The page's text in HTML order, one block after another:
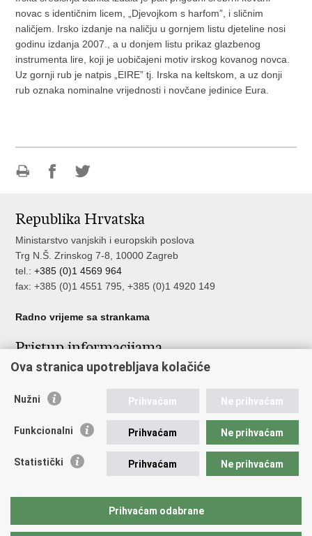
novac s identičnim licem, „Djevojkom s harfom”, i sličnim
naličjem. Irsko izdanje na naličju u gornjem listu djeteline nosi
godinu izdanja 2007., a u donjem listu prikaz glazbenog
instrumenta lire, koji je uobičajeni motiv irskog kovanog novca.
Uz gornji rub je natpis „EIRE” tj. Irska na keltskom, a uz donji
rub oznaka nominalne vrijednosti i novčane jedinice Eura.
Facebooku
Twitteru
Republika Hrvatska
Ministarstvo vanjskih i europskih poslova
Trg N.Š. Zrinskog 7-8, 10000 Zagreb
tel.:+385 (0)1 4569 964
fax: +385 (0)1 4551 795, +385 (0)1 4920 149
Radno vrijeme sa strankama
Pristup informacijama
Pristup informacijama
Nepravilnosti
Javna nabava u MVEP-u
Nadzor rada i unutarnja revizija službe vanjskih poslova
Ova stranica upotrebljava kolačiće
Nužni Prihvaćam Ne prihvaćam
Funkcionalni Prihvaćam Ne prihvaćam
Statistički Prihvaćam Ne prihvaćam
Prihvaćam odabrane